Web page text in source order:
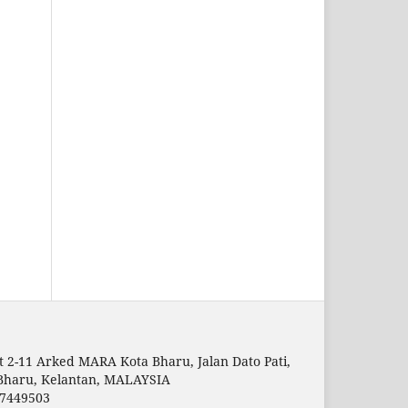
2-11 Arked MARA Kota Bharu, Jalan Dato Pati,
Kelantan, MALAYSIA